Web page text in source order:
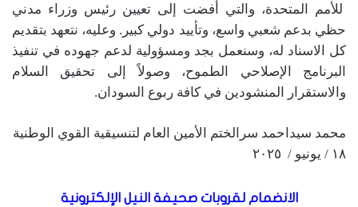
للأمم المتحدة، والتي أفضت إلى تعيين رئيس وزراء مدني
حظي بدعم شعبي واسع، وتأييد دولي كبير. وعليه، نتعهد بتقديم
كل الاسناد له، وسنعمل بجد ومسؤولية لدعم جهوده في تنفيذ
البرنامج الإصلاحي الطموح، وصولاً إلى تحقيق السلام
والاستقرار المنشودين في كافة ربوع السودان.
محمد سيداحمد سرالختم الأمين العام لتنسيقية القوي الوطنية
١٨ / يونيو / ٢٠٢٥
الانضمام لقروبات صحيفة النيل الإلكترونية